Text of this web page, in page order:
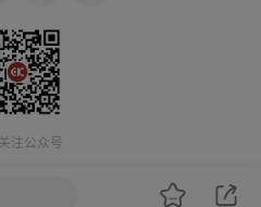
注公众号